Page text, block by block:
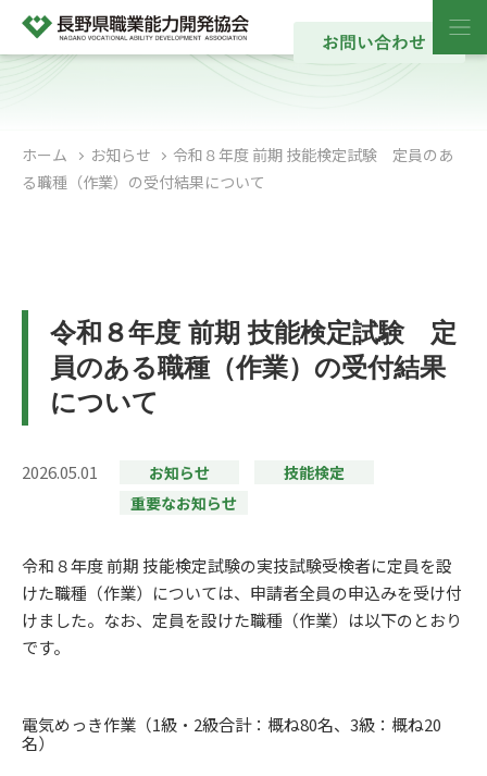
ホーム お知らせ
令和８年度 前期 技能検定試験 定員のあ
る職種（作業）の受付結果について
令和８年度 前期 技能検定試験 定
員のある職種（作業）の受付結果
について
2026.05.01 お知らせ
技能検定
重要なお知らせ
令和８年度 前期 技能検定試験の実技試験受検者に定員を設
けた職種（作業）については、申請者全員の申込みを受け付
けました。なお、定員を設けた職種（作業）は以下のとおり
です。
電気めっき作業（1級・2級合計：概ね80名、3級：概ね20
名）